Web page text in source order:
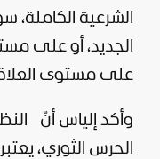
الشرعية
الجديد، أو على
على مستوى
وأكد إلياس أنّ
الحرس الثوري،